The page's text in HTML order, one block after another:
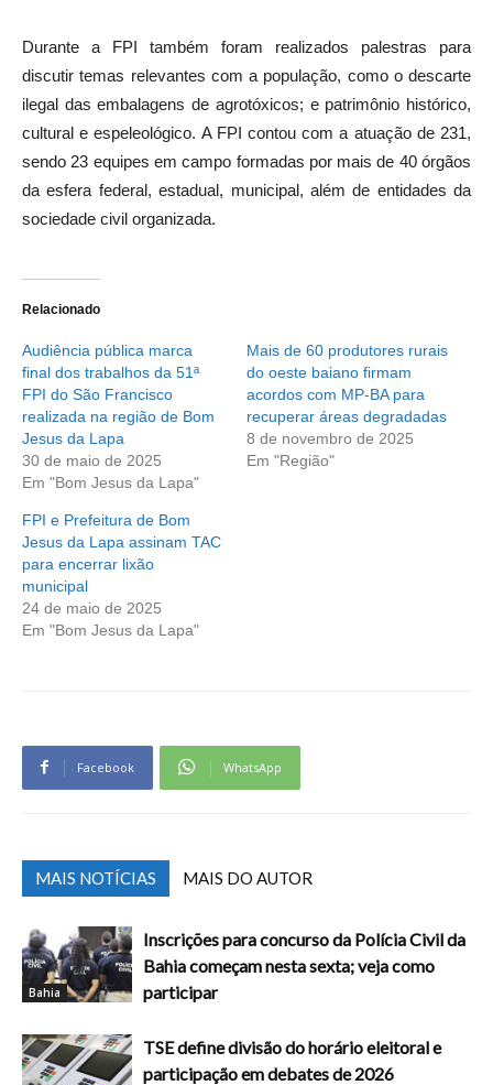
Durante a FPI também foram realizados palestras para
discutir temas relevantes com a população, como o descarte
ilegal das embalagens de agrotóxicos; e patrimônio histórico,
cultural e espeleológico. A FPI contou com a atuação de 231,
sendo 23 equipes em campo formadas por mais de 40 órgãos
da esfera federal, estadual, municipal, além de entidades da
sociedade civil organizada.
Relacionado
Audiência pública marca
final dos trabalhos da 51ª
FPI do São Francisco
realizada na região de Bom
Jesus da Lapa
30 de maio de 2025
Em "Bom Jesus da Lapa"
Mais de 60 produtores rurais
do oeste baiano firmam
acordos com MP-BA para
recuperar áreas degradadas
8 de novembro de 2025
Em "Região"
FPI e Prefeitura de Bom
Jesus da Lapa assinam TAC
para encerrar lixão
municipal
24 de maio de 2025
Em "Bom Jesus da Lapa"
Facebook WhatsApp
MAIS NOTÍCIAS MAIS DO AUTOR
Bahia
Inscrições para concurso da Polícia Civil da
Bahia começam nesta sexta; veja como
participar
TSE define divisão do horário eleitoral e
participação em debates de 2026